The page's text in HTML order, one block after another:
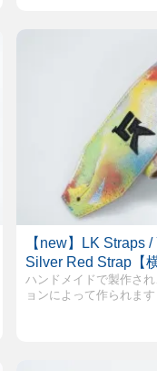
【new】LK Straps
Silver Red Strap【
ハンドメイドで製作さ
ョンによって作られます